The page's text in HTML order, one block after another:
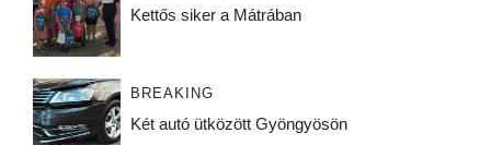
Kettős siker a Mátrában
BREAKING
Két autó ütközött Gyöngyösön